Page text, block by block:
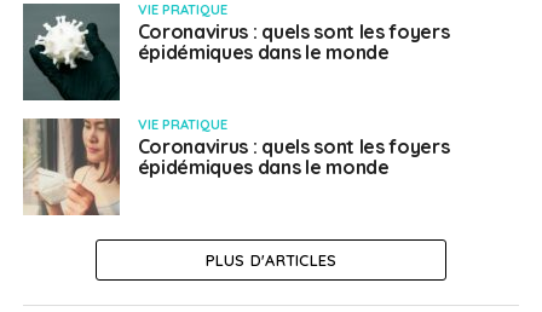
VIE PRATIQUE
Coronavirus : quels sont les foyers
épidémiques dans le monde
VIE PRATIQUE
Coronavirus : quels sont les foyers
épidémiques dans le monde
PLUS D'ARTICLES